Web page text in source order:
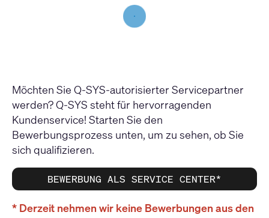
Möchten Sie Q-SYS-autorisierter Servicepartner
werden? Q-SYS steht für hervorragenden
Kundenservice! Starten Sie den
Bewerbungsprozess unten, um zu sehen, ob Sie
sich qualifizieren.
BEWERBUNG ALS SERVICE CENTER*
* Derzeit nehmen wir keine Bewerbungen aus den